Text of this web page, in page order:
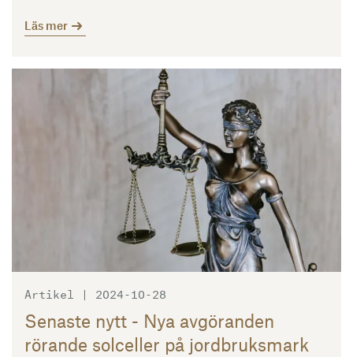
Läs mer
Artikel | 2024-10-28
Senaste nytt - Nya avgöranden
rörande solceller på jordbruksmark